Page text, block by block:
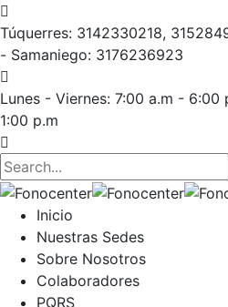
Túquerres: 3142330218,
- Samaniego: 3176236923
Lunes - Viernes: 7:00 a.m - 6:00
1:00 p.m
Inicio
Nuestras Sedes
Sobre Nosotros
Colaboradores
PQRS